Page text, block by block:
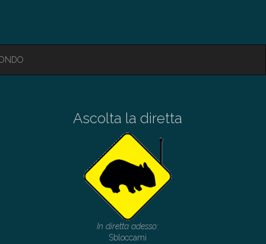
Ascolta la diretta
In diretta adesso:
Sbloccami